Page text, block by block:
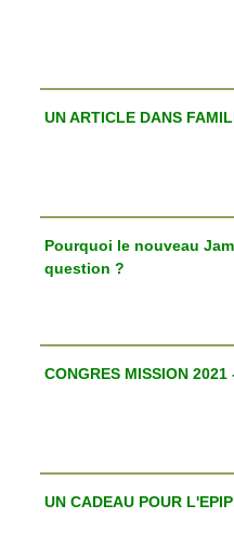
UN ARTICLE DANS
Pourquoi le nouveau
question ?
CONGRES MISSION
UN CADEAU POUR